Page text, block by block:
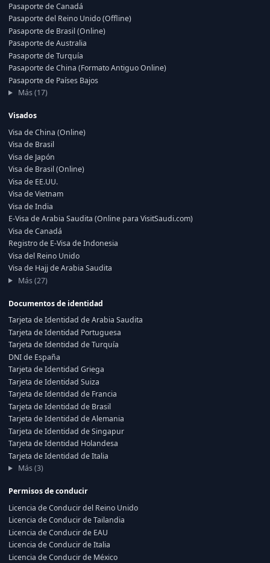
Pasaporte de Canadá
Pasaporte del Reino Unido (Offline)
Pasaporte de Brasil (Online)
Pasaporte de Australia
Pasaporte de Turquía
Pasaporte de China (Formato Antiguo Online)
Pasaporte de Países Bajos
Más (17)
Visados
Visa de China (Online)
Visa de Brasil
Visa de Japón
Visa de Brasil (Online)
Visa de EE.UU.
Visa de Vietnam
Visa de India
E-Visa de Arabia Saudita (Online para VisitSaudi.com)
Visa de Canadá
Registro de E-Visa de Indonesia
Visa del Reino Unido
Visa de Hajj de Arabia Saudita
Más (27)
Documentos de identidad
Tarjeta de Identidad de Arabia Saudita
Tarjeta de Identidad Portuguesa
Tarjeta de Identidad de Turquía
DNI de España
Tarjeta de Identidad Griega
Tarjeta de Identidad Suiza
Tarjeta de Identidad de Francia
Tarjeta de Identidad de Brasil
Tarjeta de Identidad de Alemania
Tarjeta de Identidad de Singapur
Tarjeta de Identidad Holandesa
Tarjeta de Identidad de Italia
Más (3)
Permisos de conducir
Licencia de Conducir del Reino Unido
Licencia de Conducir de Tailandia
Licencia de Conducir de EAU
Licencia de Conducir de Italia
Licencia de Conducir de México